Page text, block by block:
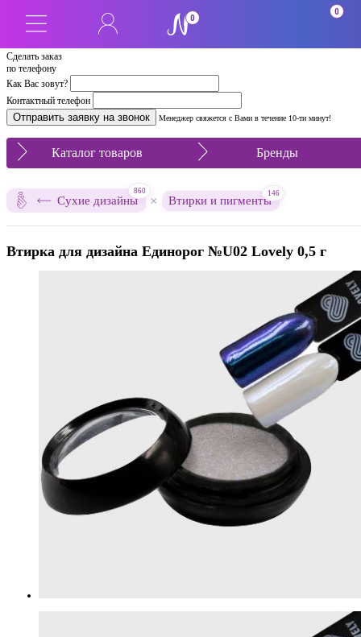
Сделать заказ
по телефону
Как Вас зовут?
Контактный телефон
Менеджер свяжется с Вами в течение 10-ти минут!
0
0
Каталог товаров Бренды
Сухие дизайны
860
× Втирки и пигменты
146
Втирка для дизайна Единорог №U02 Lovely 0,5 г